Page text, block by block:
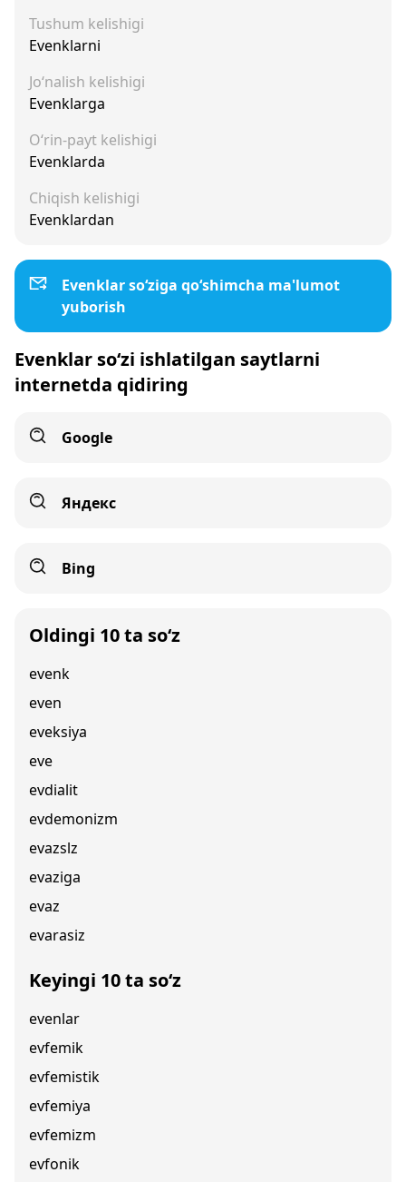
Tushum kelishigi
Evenklarni
Jo‘nalish kelishigi
Evenklarga
O‘rin-payt kelishigi
Evenklarda
Chiqish kelishigi
Evenklardan
Evenklar so‘ziga qo‘shimcha ma'lumot
yuborish
Evenklar so‘zi ishlatilgan saytlarni
internetda qidiring
Google
Яндекс
Bing
Oldingi 10 ta so‘z
evenk
even
eveksiya
eve
evdialit
evdemonizm
evazslz
evaziga
evaz
evarasiz
Keyingi 10 ta so‘z
evenlar
evfemik
evfemistik
evfemiya
evfemizm
evfonik